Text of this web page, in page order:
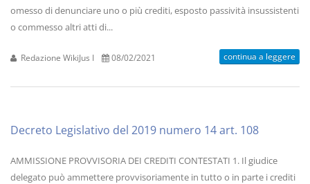
omesso di denunciare uno o più crediti, esposto passività insussistenti
o commesso altri atti di...
Redazione WikiJus I 08/02/2021 continua a leggere
Decreto Legislativo del 2019 numero 14 art. 108
AMMISSIONE PROVVISORIA DEI CREDITI CONTESTATI 1. Il giudice
delegato può ammettere provvisoriamente in tutto o in parte i crediti